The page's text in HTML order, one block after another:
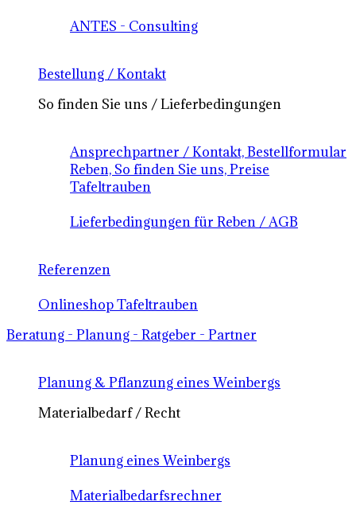
ANTES - Consulting
Bestellung / Kontakt
So finden Sie uns / Lieferbedingungen
Ansprechpartner / Kontakt, Bestellformular
Reben, So finden Sie uns, Preise
Tafeltrauben
Lieferbedingungen für Reben / AGB
Referenzen
Onlineshop Tafeltrauben
Beratung - Planung - Ratgeber - Partner
Planung & Pflanzung eines Weinbergs
Materialbedarf / Recht
Planung eines Weinbergs
Materialbedarfsrechner